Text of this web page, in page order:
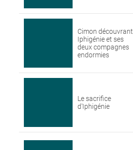
Cimon découvrant
Iphigénie et ses
deux compagnes
endormies
Le sacrifice
d'Iphigénie